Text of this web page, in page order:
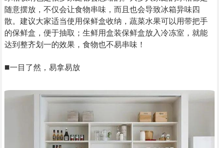
随意摆放，不仅会让食物串味，而且也会导致冰箱异味四
散。建议大家适当使用保鲜盒收纳，蔬菜水果可以用带把手
的保鲜盒，便于抽取；生鲜用盒装保鲜盒放入冷冻室，就能
达到整齐划一的效果，食物也不易串味！
■一目了然，易拿易放